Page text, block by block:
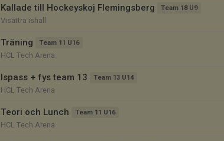
Kallade till Hockeyskoj Flemingsberg Team 18 U9
Visättra ishall
Träning Team 11 U16
HCL Tech Arena
Ispass + fys team 13 Team 13 U14
HCL Tech Arena
Teori och Lunch Team 11 U16
HCL Tech Arena